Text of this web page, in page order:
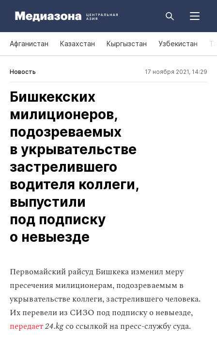
Афганистан Казахстан Кыргызстан Узбекистан
Новость 17 ноября 2021, 14:29
Бишкекских
милиционеров,
подозреваемых
в укрывательстве
застрелившего
водителя коллеги,
выпустили
под подписку
о невыезде
Первомайский райсуд Бишкека изменил меру
пресечения милиционерам, подозреваемым в
укрывательстве коллеги, застрелившего человека.
Их перевели из СИЗО под подписку о невыезде,
передает24.kgсо ссылкой на пресс-службу суда.